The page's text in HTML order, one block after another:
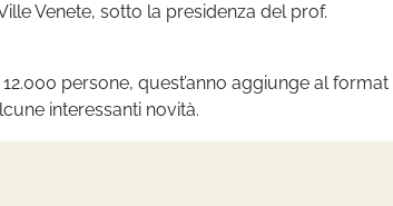
Venete, sotto la presidenza del prof.
persone, quest’anno aggiunge al format
interessanti novità.